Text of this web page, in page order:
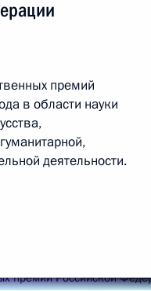
премий
в области науки
деятельности.